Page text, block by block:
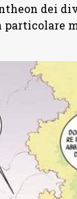
dei
particolare